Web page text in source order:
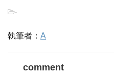
-
執筆者： A
comment